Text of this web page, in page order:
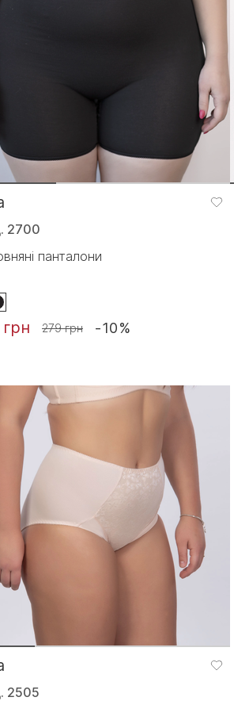
2700
панталони
грн 279 грн -10%
2505